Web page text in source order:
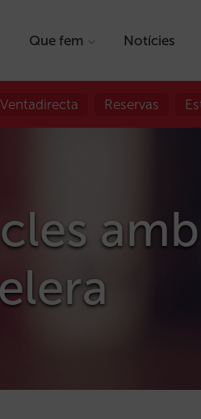
Que fem Notícies
Ventadirecta Reservas